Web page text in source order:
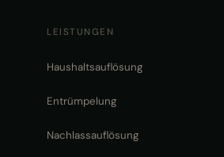
LEISTUNGEN
Haushaltsauflösung
Entrümpelung
Nachlassauflösung